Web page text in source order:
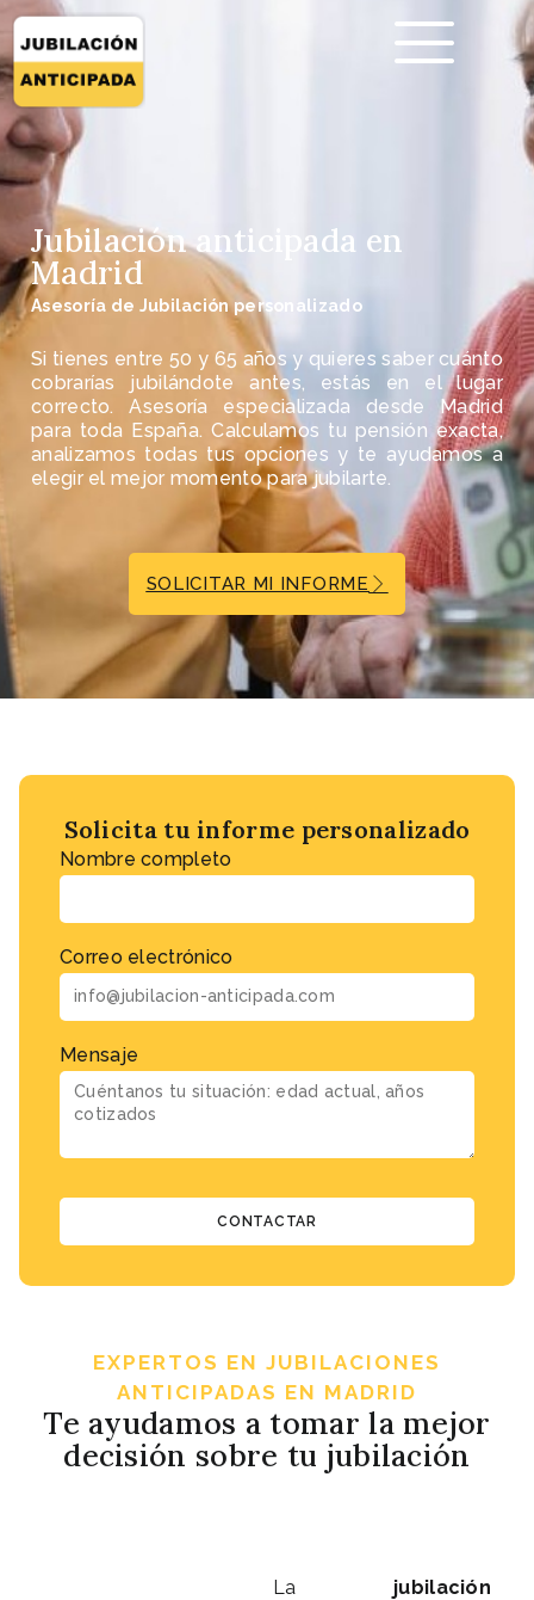
Jubilación anticipada en
Madrid
Asesoría de Jubilación personalizado
Si tienes entre 50 y 65 años y quieres saber cuánto
cobrarías jubilándote antes, estás en el lugar
correcto. Asesoría especializada desde Madrid
para toda España. Calculamos tu pensión exacta,
analizamos todas tus opciones y te ayudamos a
elegir el mejor momento para jubilarte.
SOLICITAR MI INFORME
Solicita tu informe personalizado
Nombre completo
Correo electrónico
Mensaje
CONTACTAR
EXPERTOS EN JUBILACIONES
ANTICIPADAS EN MADRID
Te ayudamos a tomar la mejor
decisión sobre tu jubilación
La jubilación